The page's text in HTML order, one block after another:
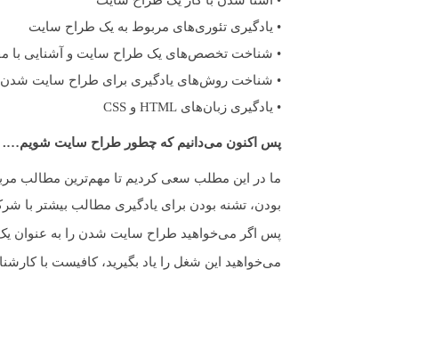
• یادگیری تئوری‌های مربوط به یک طراح سایت
• شناخت تخصص‌های یک طراح سایت و آشنایی با
• شناخت روش‌های یادگیری برای طراح سایت شدن
• یادگیری زبان‌های HTML و CSS
پس اکنون می‌دانیم که چطور طراح سایت شویم….
ما در این مطلب سعی کردیم تا مهم‌ترین مطالب
بودن، تشنه بودن برای یادگیری مطالب بیشتر با
پس اگر می‌خواهید طراح سایت شدن را به عنوان یک
می‌خواهید این شغل را یاد بگیرید، کافیست با